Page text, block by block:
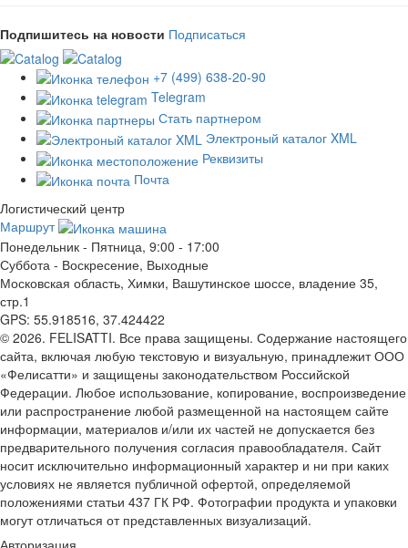
Подпишитесь на новости Подписаться
+7 (499) 638-20-90
Telegram
Стать партнером
Электроный каталог XML
Реквизиты
Почта
Логистический центр
Маршрут
Понедельник - Пятница, 9:00 - 17:00
Суббота - Воскресение, Выходные
Московская область, Химки, Вашутинское шоссе, владение 35,
стр.1
GPS: 55.918516, 37.424422
© 2026. FELISATTI. Все права защищены. Содержание настоящего
сайта, включая любую текстовую и визуальную, принадлежит ООО
«Фелисатти» и защищены законодательством Российской
Федерации. Любое использование, копирование, воспроизведение
или распространение любой размещенной на настоящем сайте
информации, материалов и/или их частей не допускается без
предварительного получения согласия правообладателя. Сайт
носит исключительно информационный характер и ни при каких
условиях не является публичной офертой, определяемой
положениями статьи 437 ГК РФ. Фотографии продукта и упаковки
могут отличаться от представленных визуализаций.